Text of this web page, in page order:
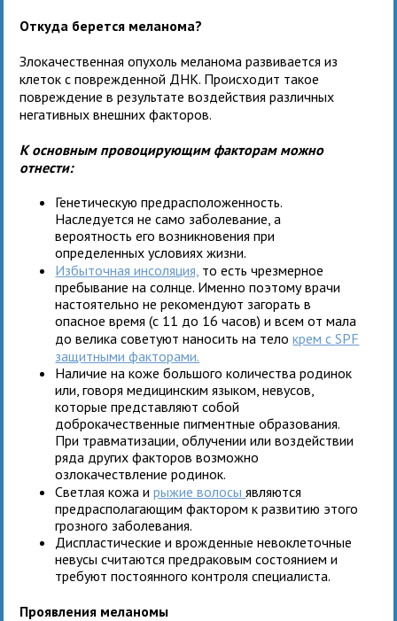
Откуда берется меланома?
Злокачественная опухоль меланома развивается из
клеток с поврежденной ДНК. Происходит такое
повреждение в результате воздействия различных
негативных внешних факторов.
К основным провоцирующим факторам можно
отнести:
Генетическую предрасположенность.
Наследуется не само заболевание, а
вероятность его возникновения при
определенных условиях жизни.
Избыточная инсоляция, то есть чрезмерное
пребывание на солнце. Именно поэтому врачи
настоятельно не рекомендуют загорать в
опасное время (с 11 до 16 часов) и всем от мала
до велика советуют наносить на телокрем сSPF
защитными факторами.
Наличие на коже большого количества родинок
или, говоря медицинским языком, невусов,
которые представляют собой
доброкачественные пигментные образования.
При травматизации, облучении или воздействии
ряда других факторов возможно
озлокачествление родинок.
Светлая кожа ирыжие волосыявляются
предрасполагающим фактором к развитию этого
грозного заболевания.
Диспластические и врожденные невоклеточные
невусы считаются предраковым состоянием и
требуют постоянного контроля специалиста.
Проявления меланомы